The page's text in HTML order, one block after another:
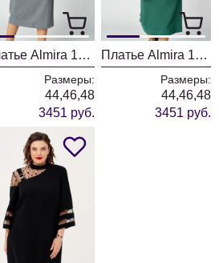
Платье Almira 101 серый
Размеры:
44,46,48
3451 руб.
Платье Almira 101 зелёный
Размеры:
44,46,48
3451 руб.